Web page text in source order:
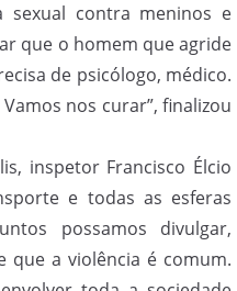
sexual contra meninos e
que o homem que agride
de psicólogo, médico.
nos curar”, finalizou
inspetor Francisco Élcio
e todas as esferas
possamos divulgar,
que a violência é comum.